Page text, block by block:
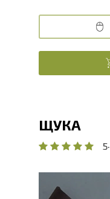
ЩУКА
5·